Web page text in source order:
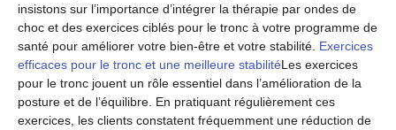
insistons sur l’importance d’intégrer la thérapie par ondes de
choc et des exercices ciblés pour le tronc à votre programme de
santé pour améliorer votre bien-être et votre stabilité. Exercices
efficaces pour le tronc et une meilleure stabilitéLes exercices
pour le tronc jouent un rôle essentiel dans l’amélioration de la
posture et de l’équilibre. En pratiquant régulièrement ces
exercices, les clients constatent fréquemment une réduction de